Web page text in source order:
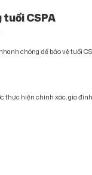
CSPA
chóng để bảo vệ tuổi
thực hiện chính xác, gia